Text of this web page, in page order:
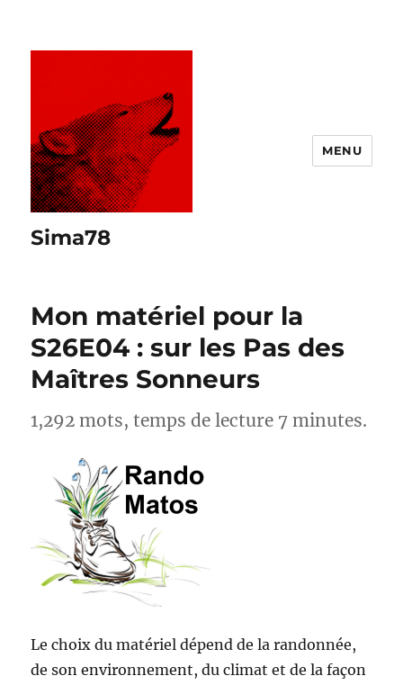
Sima78
MENU
Mon matériel pour la
S26E04 : sur les Pas des
Maîtres Sonneurs
1,292 mots, temps de lecture 7 minutes.
Le choix du matériel dépend de la randonnée,
de son environnement, du climat et de la façon